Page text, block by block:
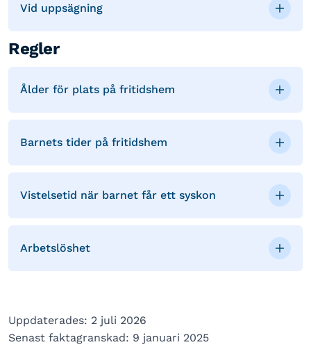
Vid uppsägning
Regler
Ålder för plats på fritidshem
Barnets tider på fritidshem
Vistelsetid när barnet får ett syskon
Arbetslöshet
Uppdaterades: 2 juli 2026
Senast faktagranskad: 9 januari 2025